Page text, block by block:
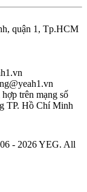
quận 1, Tp.HCM
trên mạng số
TP. Hồ Chí Minh
- 2026 YEG. All